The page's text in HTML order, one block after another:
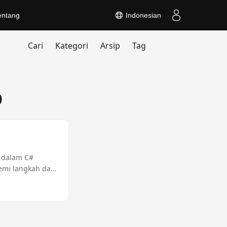
Indonesian
Cari Kategori Arsip Tag
C#
langkah dan